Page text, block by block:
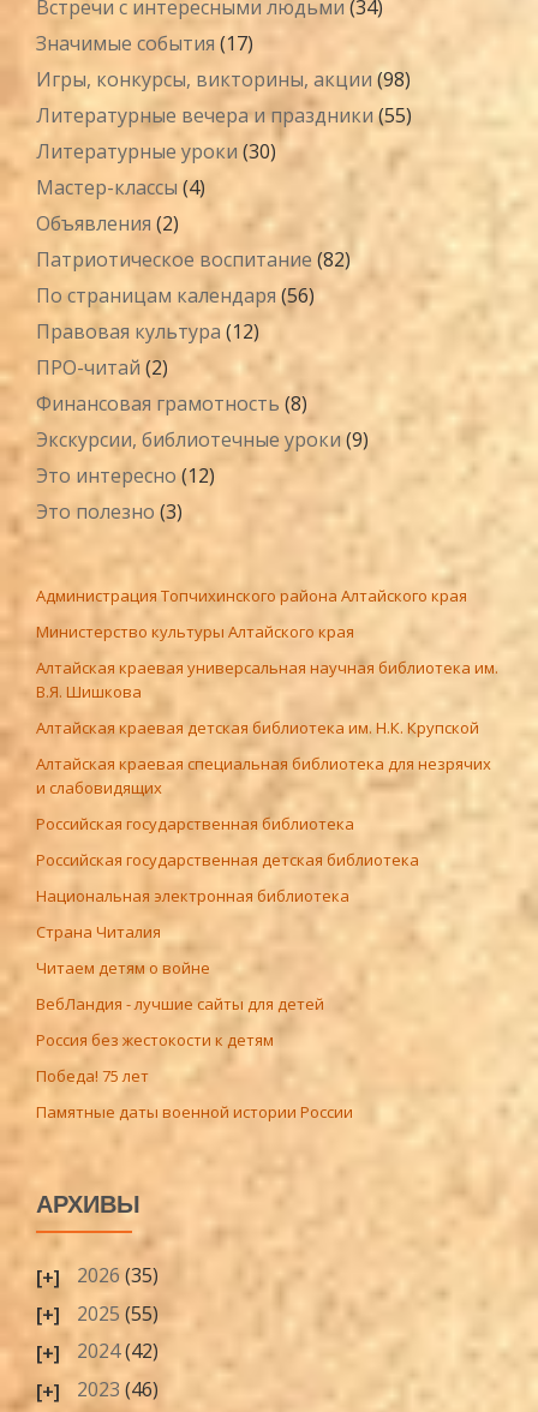
Встречи с интересными людьми (34)
Значимые события (17)
Игры, конкурсы, викторины, акции (98)
Литературные вечера и праздники (55)
Литературные уроки (30)
Мастер-классы (4)
Объявления (2)
Патриотическое воспитание (82)
По страницам календаря (56)
Правовая культура (12)
ПРО-читай (2)
Финансовая грамотность (8)
Экскурсии, библиотечные уроки(9)
Это интересно (12)
Это полезно (3)
Администрация Топчихинского района Алтайского края
Министерство культуры Алтайского края
Алтайская краевая универсальная научная библиотека им.
В.Я. Шишкова
Алтайская краевая детская библиотека им. Н.К. Крупской
Алтайская краевая специальная библиотека для незрячих
и слабовидящих
Российская государственная библиотека
Российская государственная детская библиотека
Национальная электронная библиотека
Страна Читалия
Читаем детям о войне
ВебЛандия - лучшие сайты для детей
Россия без жестокости к детям
Победа! 75 лет
Памятные даты военной истории России
АРХИВЫ
2026 (35)
2025 (55)
2024(42)
2023 (46)